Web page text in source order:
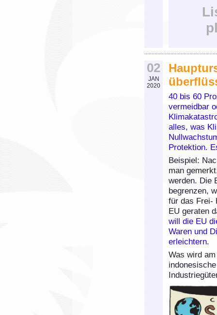
02
JAN
2020
40 bis 60
vermeidbar
alles, was
Protektion.
Beispiel:
man
werden. Die
begrenzen,
für das Frei-
EU geraten
will die EU
Waren und
erleichtern.
Was wird